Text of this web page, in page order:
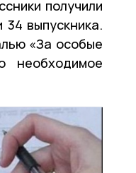
получили
выпускника.
«За особые
необходимое